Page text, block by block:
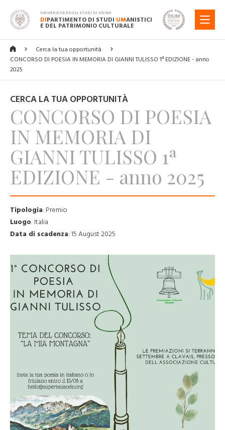
UNIVERSITÀ DEGLI STUDI DI UDINE
DIPARTIMENTO DI STUDI UMANISTICI
E DEL PATRIMONIO CULTURALE
MENU
Cerca la tua opportunità
CONCORSO DI POESIA IN MEMORIA DI GIANNI TULISSO 1ª EDIZIONE - anno
2025
CERCA LA TUA OPPORTUNITÀ
CONCORSO DI POESIA
IN MEMORIA DI
GIANNI TULISSO 1ª
EDIZIONE - anno 2025
Tipologia: Premio
Luogo: Italia
Data di scadenza: 15 August 2025